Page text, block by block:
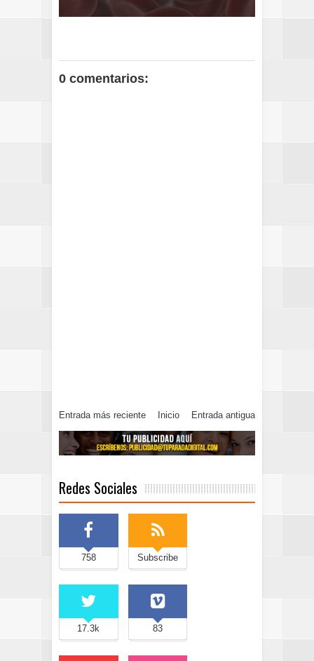
0 comentarios:
Entrada más reciente Entrada antigua
Inicio
Redes Sociales
758 Subscribe
17.3k 83